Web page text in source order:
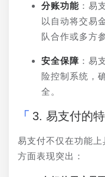
分账功能 ：易
以自动将交易
队合作或多方
安全保障 ：易
险控制系统，
全。
3. 易支付的
易支付不仅在功能
方面表现突出：